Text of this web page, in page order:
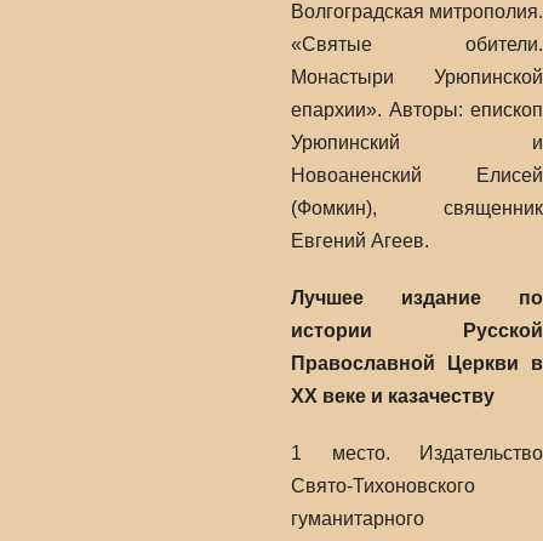
Волгоградская митрополия.
«Святые обители.
Монастыри Урюпинской
епархии». Авторы: епископ
Урюпинский и
Новоаненский Елисей
(Фомкин), священник
Евгений Агеев.
Лучшее издание по
истории Русской
Православной Церкви в
ХХ веке и казачеству
1 место. Издательство
Свято-Тихоновского
гуманитарного